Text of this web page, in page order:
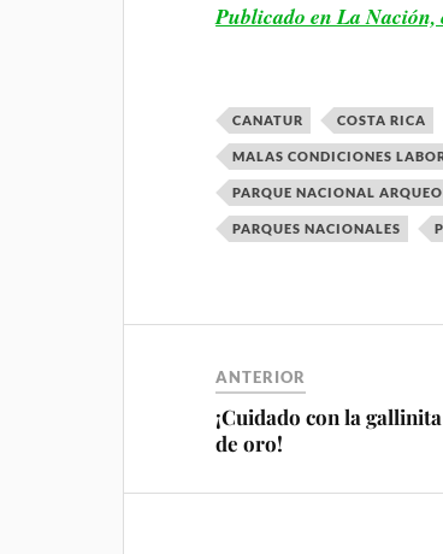
Publicado en La Nación,
CANATUR COSTA RICA
MALAS CONDICIONES
PARQUE NACIONAL
PARQUES NACIONALES
ANTERIOR
¡Cuidado con la
de oro!